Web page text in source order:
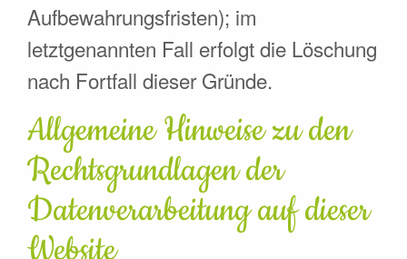
Aufbewahrungsfristen); im
letztgenannten Fall erfolgt die Löschung
nach Fortfall dieser Gründe.
Allgemeine Hinweise zu den
Rechtsgrundlagen der
Datenverarbeitung auf dieser